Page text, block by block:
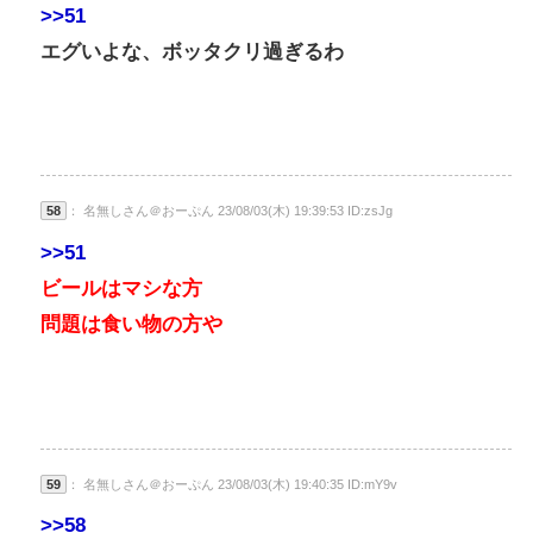
>>51
エグいよな、ボッタクリ過ぎるわ
58 ： 名無しさん＠おーぷん 23/08/03(木) 19:39:53 ID:zsJg
>>51
ビールはマシな方
問題は食い物の方や
59 ： 名無しさん＠おーぷん 23/08/03(木) 19:40:35 ID:mY9v
>>58